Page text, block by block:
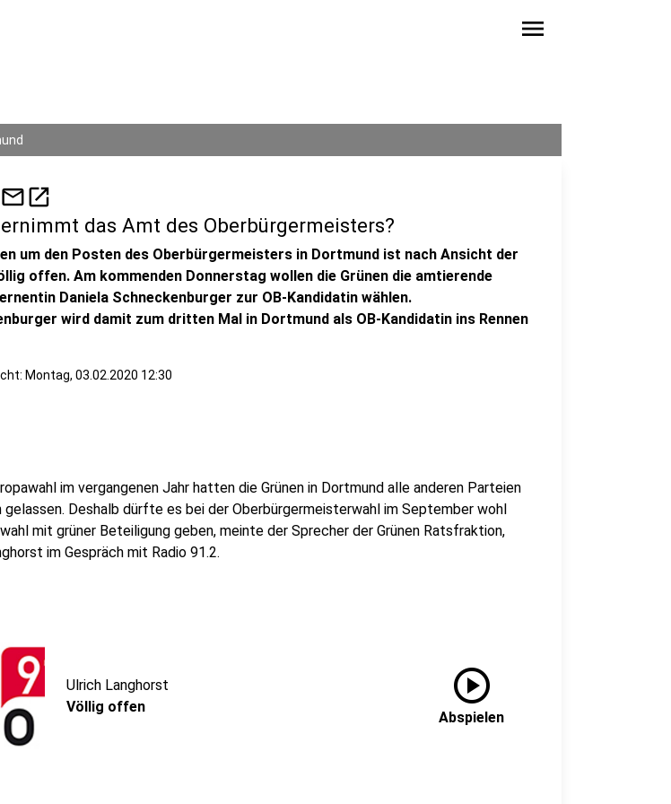
menu
mailopen_in_new
das Amt des Oberbürgermeisters?
um den Posten des Oberbürgermeisters in Dortmund ist nach Ansicht der
offen. Am kommenden Donnerstag wollen die Grünen die amtierende
Daniela Schneckenburger zur OB-Kandidatin wählen.
wird damit zum dritten Mal in Dortmund als OB-Kandidatin ins Rennen
Montag, 03.02.2020 12:30
im vergangenen Jahr hatten die Grünen in Dortmund alle anderen Parteien
gelassen. Deshalb dürfte es bei der Oberbürgermeisterwahl im September wohl
mit grüner Beteiligung geben, meinte der Sprecher der Grünen Ratsfraktion,
im Gespräch mit Radio 91.2.
Ulrich Langhorst
Völlig offen
play_circle
Abspielen